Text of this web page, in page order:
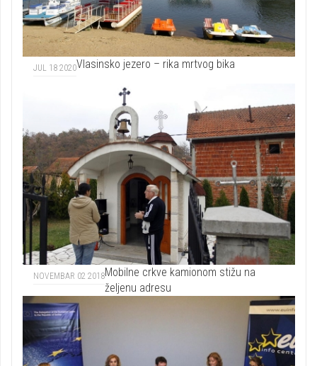
JUL 18 2020Vlasinsko jezero – rika mrtvog bika
NOVEMBAR 02 2018Mobilne crkve kamionom stižu na
željenu adresu